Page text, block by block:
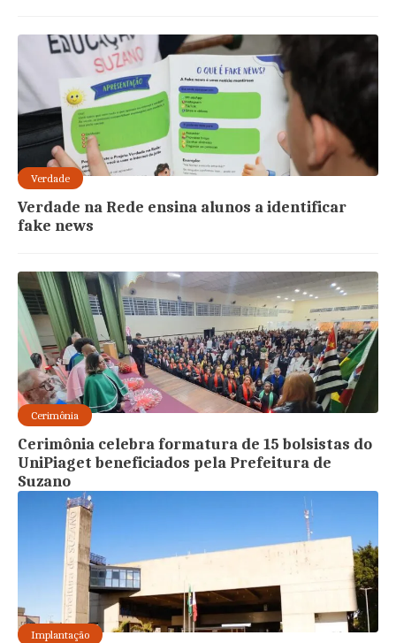
Verdade
Verdade na Rede ensina alunos a identificar
fake news
Cerimônia
Cerimônia celebra formatura de 15 bolsistas do
UniPiaget beneficiados pela Prefeitura de
Suzano
Implantação